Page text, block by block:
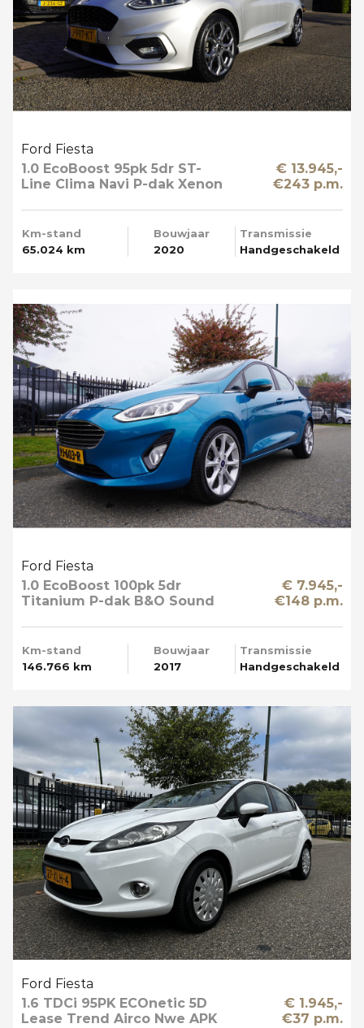
Ford Fiesta
1.0 EcoBoost 95pk 5dr ST-
Line Clima Navi P-dak Xenon
€ 13.945,-
€243 p.m.
Km-stand
65.024 km
Bouwjaar
2020
Transmissie
Handgeschakeld
Ford Fiesta
1.0 EcoBoost 100pk 5dr
Titanium P-dak B&O Sound
€ 7.945,-
€148 p.m.
Km-stand
146.766 km
Bouwjaar
2017
Transmissie
Handgeschakeld
Ford Fiesta
1.6 TDCi 95PK ECOnetic 5D
Lease Trend Airco Nwe APK
€ 1.945,-
€37 p.m.